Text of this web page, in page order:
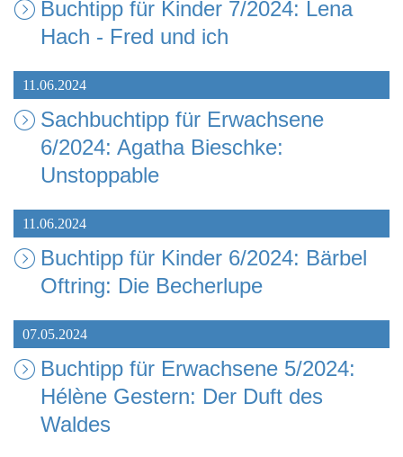
Buchtipp für Kinder 7/2024: Lena
Hach - Fred und ich
11.06.2024
Sachbuchtipp für Erwachsene
6/2024: Agatha Bieschke:
Unstoppable
11.06.2024
Buchtipp für Kinder 6/2024: Bärbel
Oftring: Die Becherlupe
07.05.2024
Buchtipp für Erwachsene 5/2024:
Hélène Gestern: Der Duft des
Waldes